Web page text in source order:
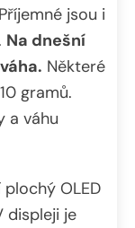
jsou i
Na dnešní
Některé
gramů.
a váhu
OLED
displeji je